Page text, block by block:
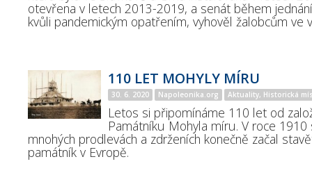
otevřena v letech 2013-2019, a senát během
kvůli pandemickým opatřením, vyhověl žalobcům ve
110 LET MOHYLY MÍRU
30. 6. 2020 Napoleonika.org Aktuality, Historická
Letos si připomínáme 110 let od
Památníku Mohyla míru. V roce
mnohých prodlevách a zdrženích konečně začal
památník v Evropě.